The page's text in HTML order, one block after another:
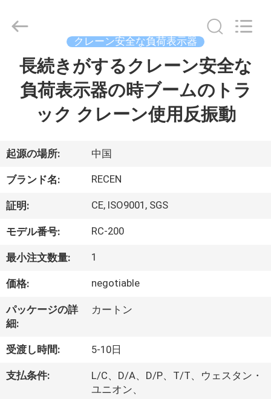
ダ
ク
ト
私
に
つ
い
て
2020
2025
Chengdu
Technology
Co.,
Rights
クレーン安全な負荷表示器
長続きがするクレーン安全な
負荷表示器の時ブームのトラ
ック クレーン使用反振動
起源の場所: 中国
ブランド名: RECEN
証明: CE, ISO9001, SGS
モデル番号: RC-200
最小注文数量: 1
価格: negotiable
パッケージの詳
細:
カートン
受渡し時間: 5-10日
支払条件:
L/C、D/A、D/P、T/T、ウェスタン・
ユニオン、